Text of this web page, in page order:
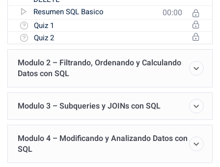
Resumen SQL Basico 00:00
Quiz 1
Quiz 2
Modulo 2 – Filtrando, Ordenando y Calculando
Datos con SQL
Modulo 3 – Subqueries y JOINs con SQL
Modulo 4 – Modificando y Analizando Datos con
SQL